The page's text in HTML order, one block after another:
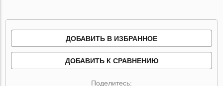
ДОБАВИТЬ В ИЗБРАННОЕ
ДОБАВИТЬ К СРАВНЕНИЮ
Поделитесь: